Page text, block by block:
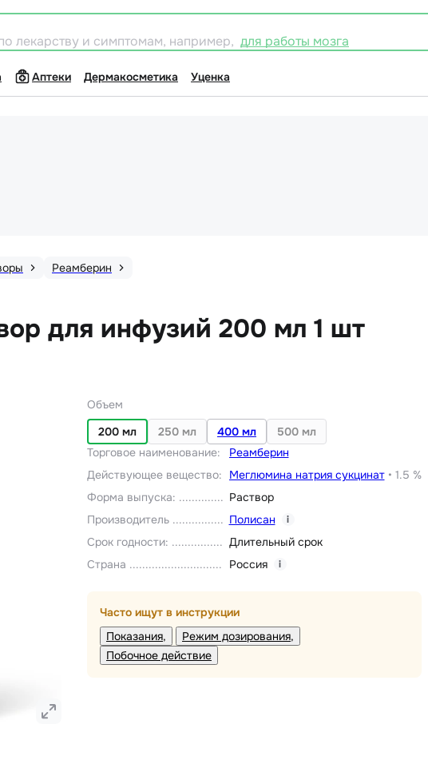
лекарству и симптомам, например, для работы мозга
Аптеки Дермакосметика Уценка
Реамберин
для инфузий 200 мл 1 шт
Объем
200 мл
250 мл 400 мл
500 мл
Торговое наименование:
Реамберин
Действующее вещество: Меглюмина натрия сукцинат• 1.5 %
Форма выпуска:
Раствор
Производитель
Полисан i
Срок годности:
Длительный срок
Страна
Россия i
Часто ищут в инструкции
Показания
Режим дозирования
Побочное действие